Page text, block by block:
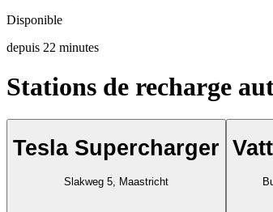
Disponible
depuis 22 minutes
Stations de recharge
Tesla Supercharger
Slakweg 5, Maastricht